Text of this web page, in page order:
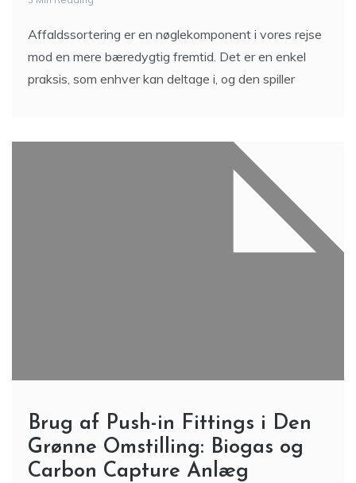
Affaldssortering er en nøglekomponent i vores rejse
mod en mere bæredygtig fremtid. Det er en enkel
praksis, som enhver kan deltage i, og den spiller
Brug af Push-in Fittings i Den
Grønne Omstilling: Biogas og
Carbon Capture Anlæg